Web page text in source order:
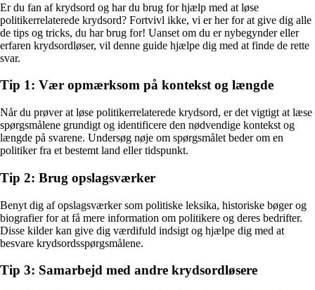
Er du fan af krydsord og har du brug for hjælp med at løse
politikerrelaterede krydsord? Fortvivl ikke, vi er her for at give dig alle
de tips og tricks, du har brug for! Uanset om du er nybegynder eller
erfaren krydsordløser, vil denne guide hjælpe dig med at finde de rette
svar.
Tip 1: Vær opmærksom på kontekst og længde
Når du prøver at løse politikerrelaterede krydsord, er det vigtigt at læse
spørgsmålene grundigt og identificere den nødvendige kontekst og
længde på svarene. Undersøg nøje om spørgsmålet beder om en
politiker fra et bestemt land eller tidspunkt.
Tip 2: Brug opslagsværker
Benyt dig af opslagsværker som politiske leksika, historiske bøger og
biografier for at få mere information om politikere og deres bedrifter.
Disse kilder kan give dig værdifuld indsigt og hjælpe dig med at
besvare krydsordsspørgsmålene.
Tip 3: Samarbejd med andre krydsordløsere